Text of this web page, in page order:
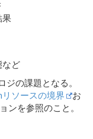
果
など
の課題となる。
ソースの境界
お
ンを参照のこと。